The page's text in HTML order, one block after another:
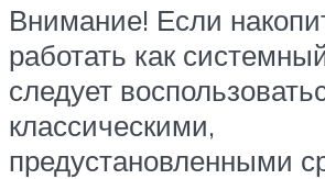
Внимание! Если
работать как
следует
классическими,
предустановленными